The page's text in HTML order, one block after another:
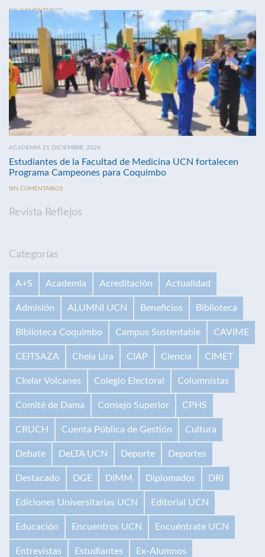
SIN COMENTARIOS
ACADEMIA 21 DICIEMBRE, 2024
Estudiantes de la Facultad de Medicina UCN fortalecen
Programa Campeones para Coquimbo
SIN COMENTARIOS
Revista Reflejos
Categorías
A+S Academia Acreditación Actualidad
Admisión ALUMNI UCN Beneficios Biblioteca
Biblioteca Coquimbo Campus Sustentable CAVIME
CEITSAZA Chela Lira CIAP Ciencia CIMET
Ckelar Volcanes Colegio Electoral Columnistas
Comité de Dama Consejo Superior CPHS
CRUCH Cuenta Pública de Gestión Cultura
Debate DeLTA UCN Deporte Deportes
Destacado DGE DIMM Diplomados DRI
Ediciones Universitarias UCN Editorial UCN
Educación Encuentros UCN Encuéntrate UCN
Entrevistas Estudiantes Ex-Alumnos